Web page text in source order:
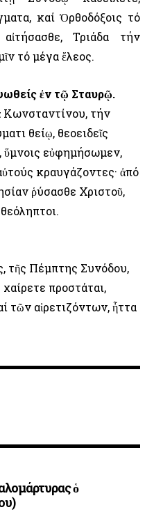
καί Ὀρθοδόξοις τό
Τριάδα τήν
τό μέγα ἔλεος.
ἐν τῷ Σταυρῷ.
Κωνσταντίνου, τήν
θείῳ, θεοειδεῖς
εὐφημήσωμεν,
κραυγάζοντες· ἀπό
ῥύσασθε Χριστοῦ,
τῆς Πέμπτης Συνόδου,
προστάται,
τῶν αἱρετιζόντων, ἧττα
ὁ